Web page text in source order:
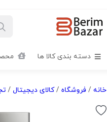
دسته بندی کالا ها
خانه / فروشگاه /کالای دیجیتال /